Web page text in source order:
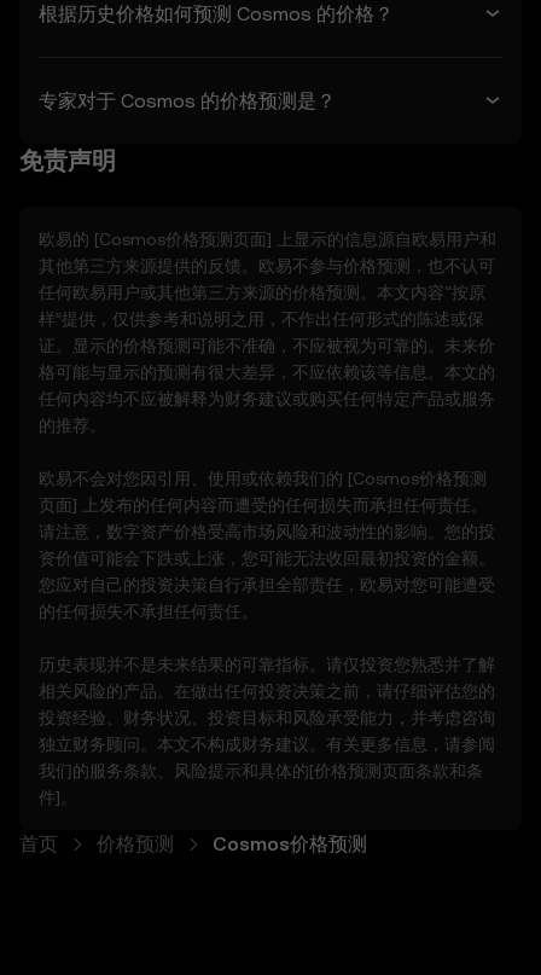
根据历史价格如何预测 Cosmos 的价格？
专家对于 Cosmos 的价格预测是？
免责声明
欧易的 [Cosmos价格预测页面] 上显示的信息源自欧易用户和
其他第三方来源提供的反馈。欧易不参与价格预测，也不认可
任何欧易用户或其他第三方来源的价格预测。本文内容“按原
样”提供，仅供参考和说明之用，不作出任何形式的陈述或保
证。显示的价格预测可能不准确，不应被视为可靠的。未来价
格可能与显示的预测有很大差异，不应依赖该等信息。本文的
任何内容均不应被解释为财务建议或购买任何特定产品或服务
的推荐。
欧易不会对您因引用、使用或依赖我们的 [Cosmos价格预测
页面] 上发布的任何内容而遭受的任何损失而承担任何责任。
请注意，数字资产价格受高市场风险和波动性的影响。您的投
资价值可能会下跌或上涨，您可能无法收回最初投资的金额。
您应对自己的投资决策自行承担全部责任，欧易对您可能遭受
的任何损失不承担任何责任。
历史表现并不是未来结果的可靠指标。请仅投资您熟悉并了解
相关风险的产品。在做出任何投资决策之前，请仔细评估您的
投资经验、财务状况、投资目标和风险承受能力，并考虑咨询
独立财务顾问。本文不构成财务建议。有关更多信息，请参阅
我们的服务条款 风险提示和具体的[价格预测页面条款和条
件]。
首页 价格预测 Cosmos价格预测
- 不是背书或推荐。
任何责任。
保证，包括适销性和适用于特定用途的保证。欧
易对与价格预测功能相关的错误、中断或其他问
6. 风险披露
6.1 数字资产具有高风险，可能导致重大损失，
包括其价值的完全损失。数字资产可能不适合所
有用户。
6.2 您自愿承担这些风险，并同意欧易对任何损
失不承担任何责任。
7.1 在法律允许的范围内，欧易及其关联方不对
您使用价格预测功能而产生的任何间接、偶然或
后果性损失负责。
7.2 欧易的责任仅限于您在过去 12 个月内为访
问价格预测功能而向欧易支付的费用。
8.1 您同意赔偿欧易及其关联方因以下原因引起
的任何权利主张、损失或责任：
- 您使用价格预测功能。
- 您违反本条款。
- 您违反适用法律。
9.1 根据本条款产生的任何争议将受欧易一般服